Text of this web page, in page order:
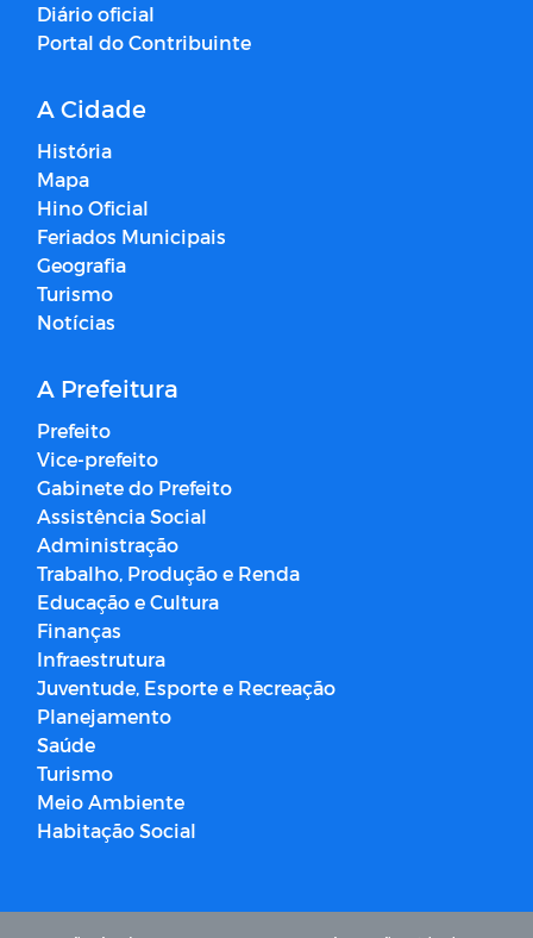
Diário oficial
Portal do Contribuinte
A Cidade
História
Mapa
Hino Oficial
Feriados Municipais
Geografia
Turismo
Notícias
A Prefeitura
Prefeito
Vice-prefeito
Gabinete do Prefeito
Assistência Social
Administração
Trabalho, Produção e Renda
Educação e Cultura
Finanças
Infraestrutura
Juventude, Esporte e Recreação
Planejamento
Saúde
Turismo
Meio Ambiente
Habitação Social